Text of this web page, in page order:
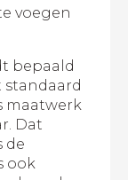
voegen
bepaald
standaard
maatwerk
Dat
de
ook